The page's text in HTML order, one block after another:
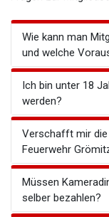
Wie kann man
und welche
Ich bin unter 18
werden?
Verschafft mir die
Feuerwehr
Müssen
selber bezahlen?